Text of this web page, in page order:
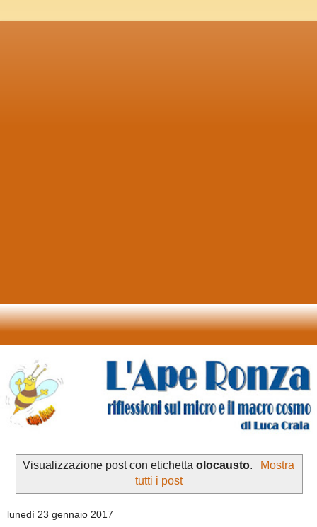
Visualizzazione post con etichettaolocausto.
Mostra
tutti i post
lunedì 23 gennaio 2017